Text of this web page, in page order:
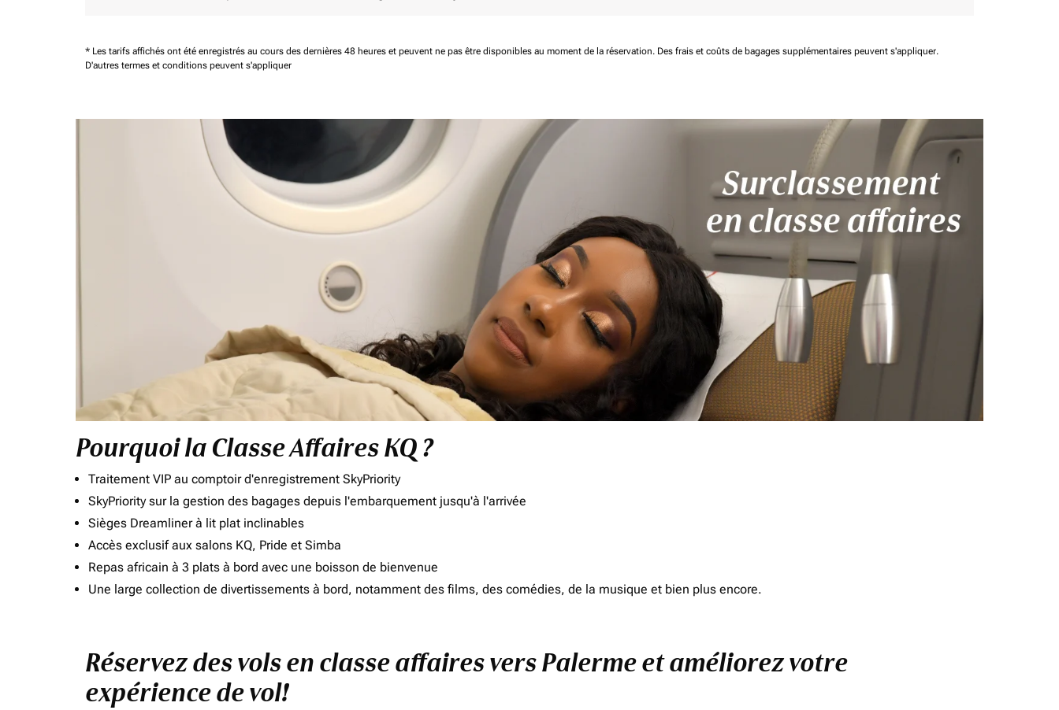
* Les tarifs affichés ont été enregistrés au cours des dernières 48 heures et peuvent ne pas être disponibles au moment de la réservation. Des frais et coûts de bagages supplémentaires peuvent s'appliquer.
D'autres termes et conditions peuvent s'appliquer
Pourquoi la Classe Affaires KQ ?
Traitement VIP au comptoir d'enregistrement SkyPriority
SkyPriority sur la gestion des bagages depuis l'embarquement jusqu'à l'arrivée
Sièges Dreamliner à lit plat inclinables
Accès exclusif aux salons KQ, Pride et Simba
Repas africain à 3 plats à bord avec une boisson de bienvenue
Une large collection de divertissements à bord, notamment des films, des comédies, de la musique et bien plus encore.
Réservez des vols en classe affaires vers Palerme et améliorez votre
expérience de vol!